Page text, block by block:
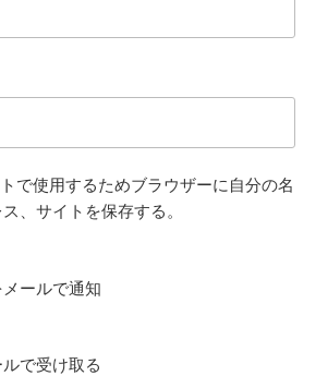
で使用するためブラウザーに自分の名
、サイトを保存する。
ールで通知
で受け取る